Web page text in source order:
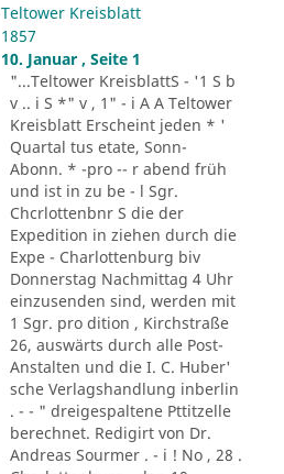
Teltower Kreisblatt
1857
10. Januar , Seite 1
"...Teltower KreisblattS - '1 S b
v .. i S *" v , 1" - i A A Teltower
Kreisblatt Erscheint jeden * '
Quartal tus etate, Sonn-
Abonn. * -pro -- r abend früh
und ist in zu be - l Sgr.
Chcrlottenbnr S die der
Expedition in ziehen durch die
Expe - Charlottenburg biv
Donnerstag Nachmittag 4 Uhr
einzusenden sind, werden mit
1 Sgr. pro dition , Kirchstraße
26, auswärts durch alle Post-
Anstalten und die I. C. Huber'
sche Verlagshandlung inberlin
. - - " dreigespaltene Pttitzelle
berechnet. Redigirt von Dr.
Andreas Sourmer . - i ! No , 28 .